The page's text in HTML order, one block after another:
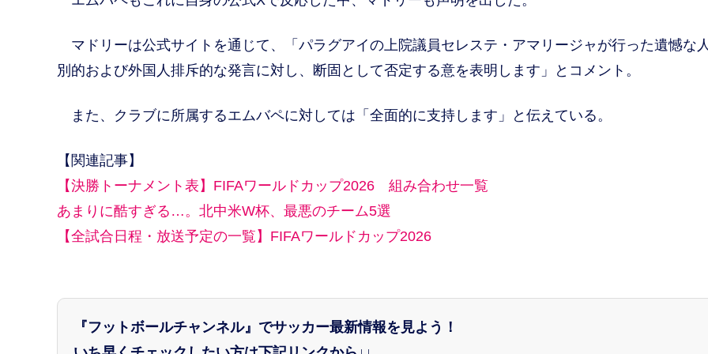
マドリーは公式サイトを通じて、「パラグアイの上院議員セレステ・アマリージャが行った遺憾な
別的および外国人排斥的な発言に対し、断固として否定する意を表明します」とコメント。
また、クラブに所属するエムバペに対しては「全面的に支持します」と伝えている。
【関連記事】
【決勝トーナメント表】FIFAワールドカップ2026 組み合わせ一覧
あまりに酷すぎる…。北中米W杯、最悪のチーム5選
【全試合日程・放送予定の一覧】FIFAワールドカップ2026
『フットボールチャンネル』でサッカー最新情報を見よう！